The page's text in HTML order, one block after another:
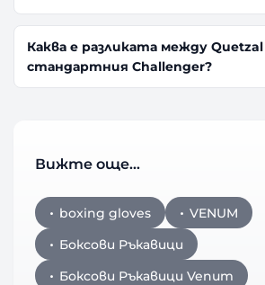
Каква е разликата между
стандартния Challenger?
Вижте още…
boxing gloves
VENUM
Боксови Ръкавици
Боксови Ръкавици Venum